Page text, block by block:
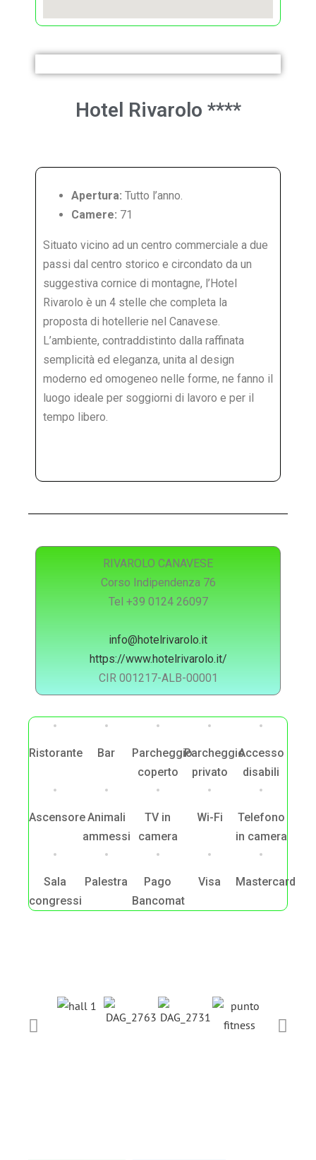
Hotel Rivarolo ****
Apertura: Tutto l’anno.
Camere: 71
Situato vicino ad un centro commerciale a due
passi dal centro storico e circondato da un
suggestiva cornice di montagne, l’Hotel
Rivarolo è un 4 stelle che completa la
proposta di hotellerie nel Canavese.
L’ambiente, contraddistinto dalla raffinata
semplicità ed eleganza, unita al design
moderno ed omogeneo nelle forme, ne fanno il
luogo ideale per soggiorni di lavoro e per il
tempo libero.
RIVAROLO CANAVESE
Corso Indipendenza 76
Tel +39 0124 26097
info@hotelrivarolo.it
https://www.hotelrivarolo.it/
CIR 001217-ALB-00001
Ristorante Bar
Parcheggio
coperto
Parcheggio
privato
Accesso
disabili
AscensoreAnimali
ammessi
TV in
camera
Wi-Fi
Telefono
in camera
Sala
congressi
Palestra
Pago
Bancomat
Visa Mastercard